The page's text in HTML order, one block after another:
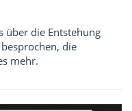
über die Entstehung
die
mehr.